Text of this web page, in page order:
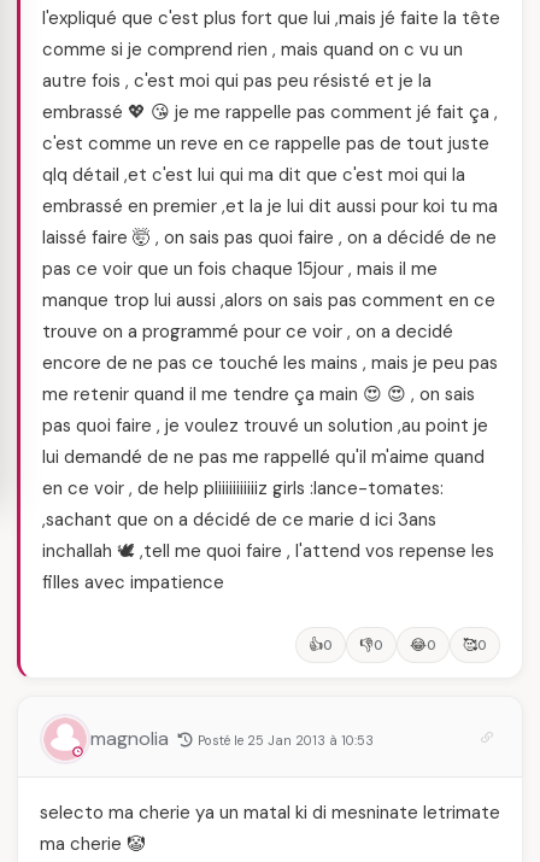
l'expliqué que c'est plus fort que lui ,mais jé faite la tête
comme si je comprend rien , mais quand on c vu un
autre fois , c'est moi qui pas peu résisté et je la
embrassé 💖 😘 je me rappelle pas comment jé fait ça ,
c'est comme un reve en ce rappelle pas de tout juste
qlq détail ,et c'est lui qui ma dit que c'est moi qui la
embrassé en premier ,et la je lui dit aussi pour koi tu ma
laissé faire 🤯 , on sais pas quoi faire , on a décidé de ne
pas ce voir que un fois chaque 15jour , mais il me
manque trop lui aussi ,alors on sais pas comment en ce
trouve on a programmé pour ce voir , on a decidé
encore de ne pas ce touché les mains , mais je peu pas
me retenir quand il me tendre ça main 😍 😍 , on sais
pas quoi faire , je voulez trouvé un solution ,au point je
lui demandé de ne pas me rappellé qu'il m'aime quand
en ce voir , de help pliiiiiiiiiiiz girls :lance-tomates:
,sachant que on a décidé de ce marie d ici 3ans
inchallah 🕊️ ,tell me quoi faire , l'attend vos repense les
filles avec impatience
👍0 👎0 😂0 🥰0
magnolia Posté le 25 Jan 2013 à 10:53
selecto ma cherie ya un matal ki di mesninate letrimate
ma cherie 🤡